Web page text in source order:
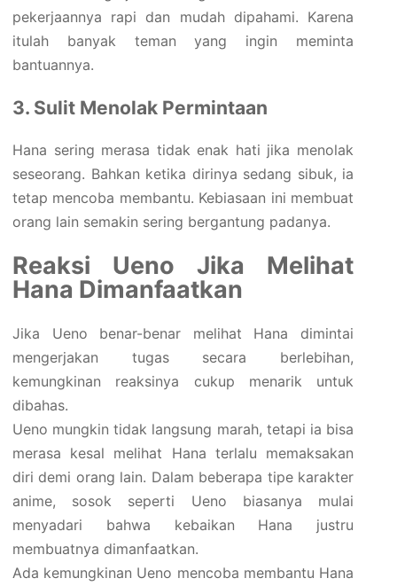
pekerjaannya rapi dan mudah dipahami. Karena
itulah banyak teman yang ingin meminta
bantuannya.
3. Sulit Menolak Permintaan
Hana sering merasa tidak enak hati jika menolak
seseorang. Bahkan ketika dirinya sedang sibuk, ia
tetap mencoba membantu. Kebiasaan ini membuat
orang lain semakin sering bergantung padanya.
Reaksi Ueno Jika Melihat
Hana Dimanfaatkan
Jika Ueno benar-benar melihat Hana dimintai
mengerjakan tugas secara berlebihan,
kemungkinan reaksinya cukup menarik untuk
dibahas.
Ueno mungkin tidak langsung marah, tetapi ia bisa
merasa kesal melihat Hana terlalu memaksakan
diri demi orang lain. Dalam beberapa tipe karakter
anime, sosok seperti Ueno biasanya mulai
menyadari bahwa kebaikan Hana justru
membuatnya dimanfaatkan.
Ada kemungkinan Ueno mencoba membantu Hana